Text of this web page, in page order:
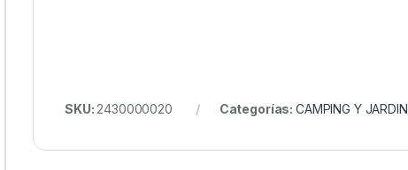
SKU: 2430000020 Categorías: CAMPING Y JARDIN